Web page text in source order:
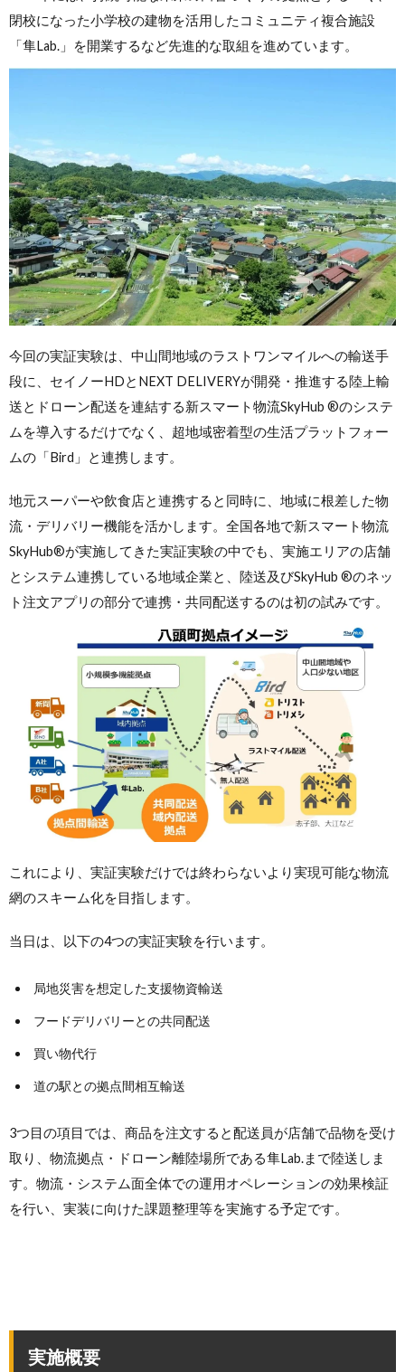
閉校になった小学校の建物を活用したコミュニティ複合施設
「隼Lab.」を開業するなど先進的な取組を進めています。
今回の実証実験は、中山間地域のラストワンマイルへの輸送手
段に、セイノーHDとNEXT DELIVERYが開発・推進する陸上輸
送とドローン配送を連結する新スマート物流SkyHub ®のシステ
ムを導入するだけでなく、超地域密着型の生活プラットフォー
ムの「Bird」と連携します。
地元スーパーや飲食店と連携すると同時に、地域に根差した物
流・デリバリー機能を活かします。全国各地で新スマート物流
SkyHub®が実施してきた実証実験の中でも、実施エリアの店舗
とシステム連携している地域企業と、陸送及びSkyHub ®のネッ
ト注文アプリの部分で連携・共同配送するのは初の試みです。
これにより、実証実験だけでは終わらないより実現可能な物流
網のスキーム化を目指します。
当日は、以下の4つの実証実験を行います。
局地災害を想定した支援物資輸送
フードデリバリーとの共同配送
買い物代行
道の駅との拠点間相互輸送
3つ目の項目では、商品を注文すると配送員が店舗で品物を受け
取り、物流拠点・ドローン離陸場所である隼Lab.まで陸送しま
す。物流・システム面全体での運用オペレーションの効果検証
を行い、実装に向けた課題整理等を実施する予定です。
実施概要